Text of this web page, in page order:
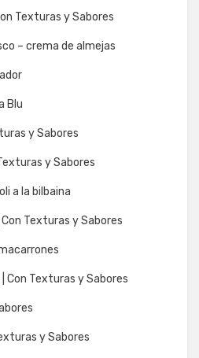
Texturas y Sabores
– crema de almejas
Blu
y Sabores
y Sabores
a la bilbaina
Texturas y Sabores
Con Texturas y Sabores
y Sabores